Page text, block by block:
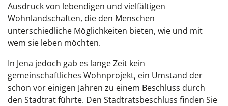
Ausdruck von lebendigen und vielfältigen
Wohnlandschaften, die den Menschen
unterschiedliche Möglichkeiten bieten, wie und mit
wem sie leben möchten.
In Jena jedoch gab es lange Zeit kein
gemeinschaftliches Wohnprojekt, ein Umstand der
schon vor einigen Jahren zu einem Beschluss durch
den Stadtrat führte. Den Stadtratsbeschluss finden Sie